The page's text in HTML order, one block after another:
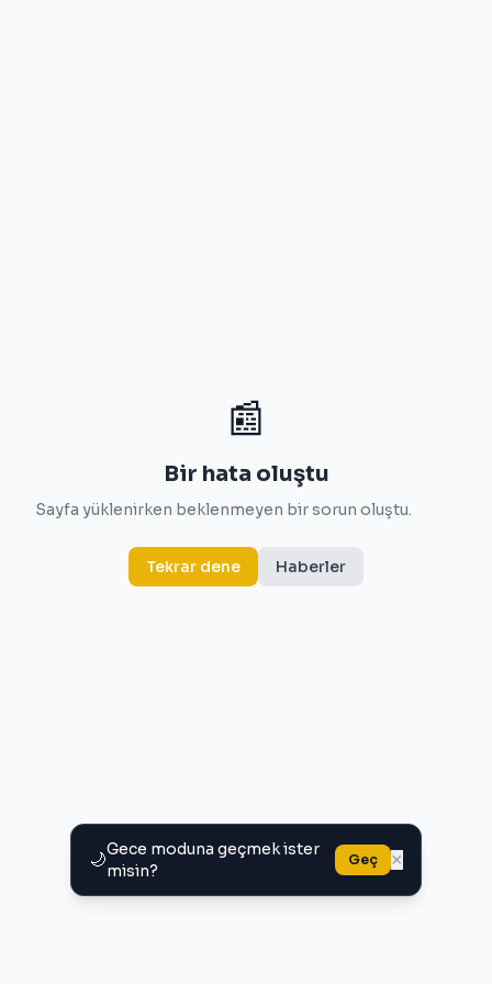
🌙Gece moduna geçmek ister
misin?
Geç ×
📰
Bir hata oluştu
Sayfa yüklenirken beklenmeyen bir sorun oluştu.
Tekrar dene Haberler